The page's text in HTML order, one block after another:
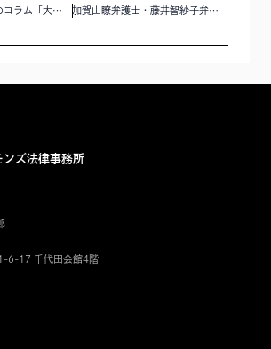
森山裕紀子弁護士のコラム「大学で個人情報が流出！緊急時の対応と法的義務【学校運営の法務Q&Aより】」を公開いたしました。 加賀山瞭弁護士・藤井智紗子弁護士が執筆に参加した「新少年事件実務ガイド〔第４版〕」が現代人文社から出版されました。
ンズ法律事務所
6-17 千代田会館4階